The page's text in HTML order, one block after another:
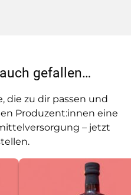
gefallen…
die zu dir passen und
Produzent:innen eine
– jetzt